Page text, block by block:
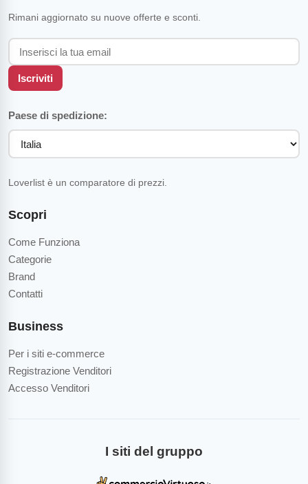
Scopri
Come Funziona
Categorie
Brand
Contatti
Business
Per i siti e-commerce
Registrazione Venditori
Accesso Venditori
Rimani aggiornato su nuove offerte e sconti.
Iscriviti
Paese di spedizione:
Loverlist è un comparatore di prezzi.
I siti del gruppo